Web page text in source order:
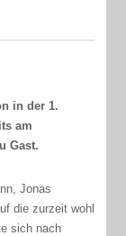
in der 1.
am
Gast.
Jonas
die zurzeit wohl
sich nach